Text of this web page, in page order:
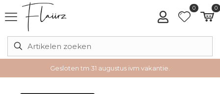
0 0
Gesloten tm 31 augustus ivm vakantie.